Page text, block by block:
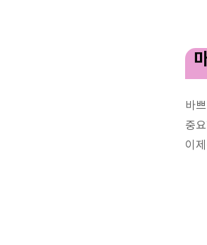
바
중
이